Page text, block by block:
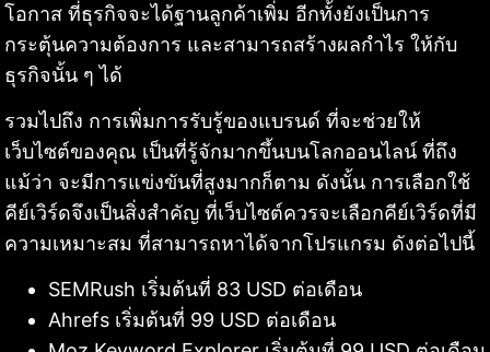
โอกาส ที่ธุรกิจจะได้ฐานลูกค้าเพิ่ม อีกทั้งยังเป็นการ
กระตุ้นความต้องการ และสามารถสร้างผลกำไร ให้กับ
ธุรกิจนั้น ๆ ได้
รวมไปถึง การเพิ่มการรับรู้ของแบรนด์ ที่จะช่วยให้
เว็บไซต์ของคุณ เป็นที่รู้จักมากขึ้นบนโลกออนไลน์ ที่ถึง
แม้ว่า จะมีการแข่งขันที่สูงมากก็ตาม ดังนั้น การเลือกใช้
คีย์เวิร์ดจึงเป็นสิ่งสำคัญ ที่เว็บไซต์ควรจะเลือกคีย์เวิร์ดที่มี
ความเหมาะสม ที่สามารถหาได้จากโปรแกรม ดังต่อไปนี้
SEMRush เริ่มต้นที่ 83 USD ต่อเดือน
Ahrefs เริ่มต้นที่ 99 USD ต่อเดือน